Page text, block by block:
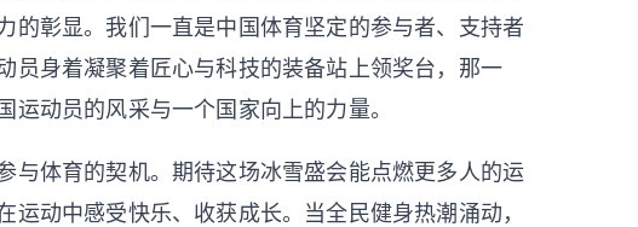
的彰显。我们一直是中国体育坚定的参与者、支持者
员身着凝聚着匠心与科技的装备站上领奖台，那一
运动员的风采与一个国家向上的力量。
体育的契机。期待这场冰雪盛会能点燃更多人的运
运动中感受快乐、收获成长。当全民健身热潮涌动，